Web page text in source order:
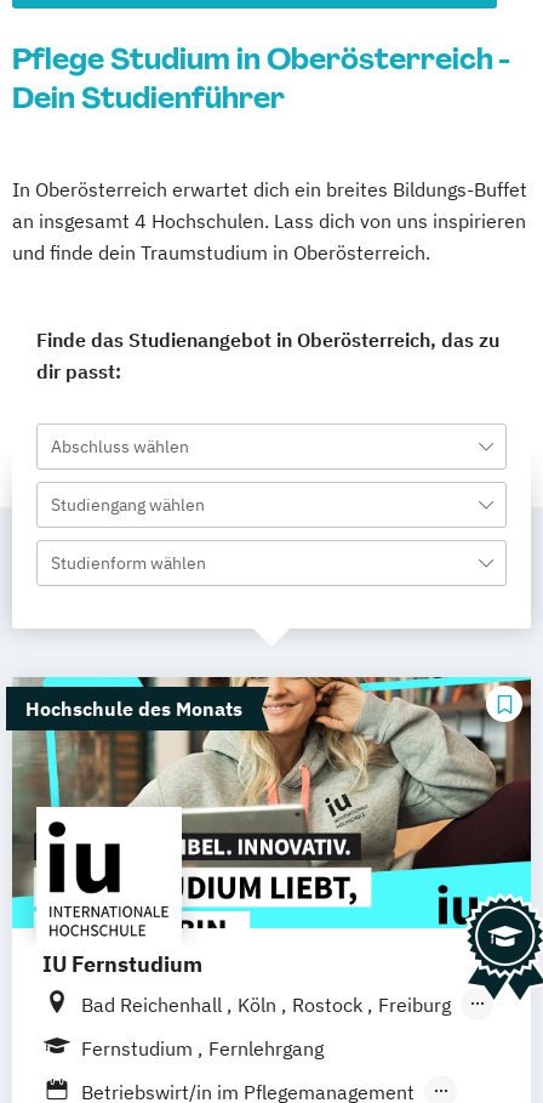
Pflege Studium in Oberösterreich -
Dein Studienführer
In Oberösterreich erwartet dich ein breites Bildungs-Buffet
an insgesamt 4 Hochschulen. Lass dich von uns inspirieren
und finde dein Traumstudium in Oberösterreich.
Finde das Studienangebot in Oberösterreich, das zu
dir passt:
Abschluss wählen
Studiengang wählen
Studienform wählen
Hochschule des Monats
IU Fernstudium
Bad Reichenhall Köln Rostock
Freiburg
Kiel
Frankfurt am Main
Stuttgart
Fernstudium
Fernlehrgang
Betriebswirt/in im Pflegemanagement